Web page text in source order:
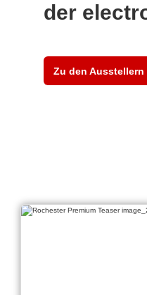
der
Zu den Ausstellern